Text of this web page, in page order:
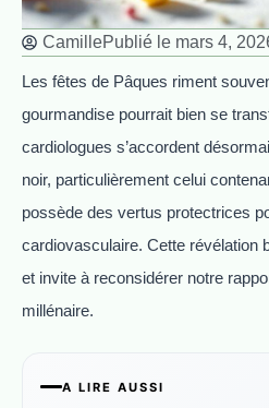
CamillePublié le mars 4,
Les fêtes de Pâques riment
gourmandise pourrait bien se
cardiologues s’accordent
noir, particulièrement celui
possède des vertus protectrices
cardiovasculaire. Cette révélation
et invite à reconsidérer notre
millénaire.
A LIRE AUSSI